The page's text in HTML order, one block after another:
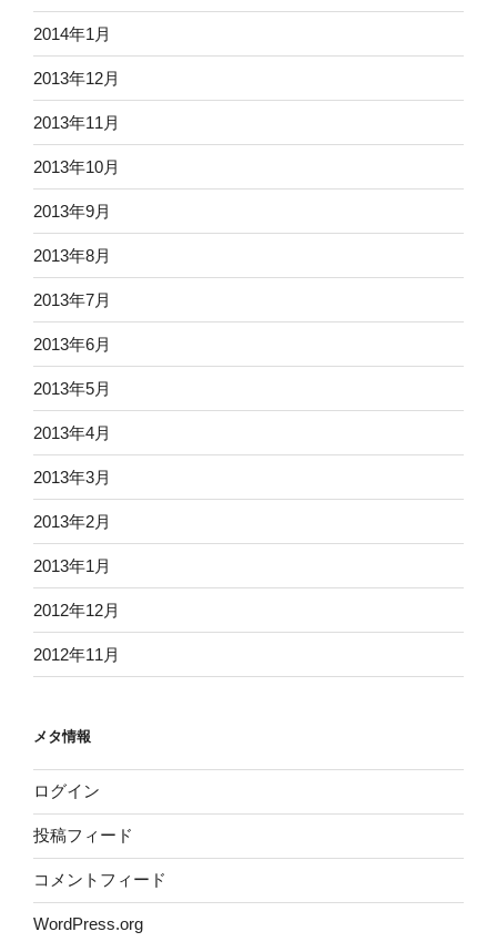
2014年1月
2013年12月
2013年11月
2013年10月
2013年9月
2013年8月
2013年7月
2013年6月
2013年5月
2013年4月
2013年3月
2013年2月
2013年1月
2012年12月
2012年11月
メタ情報
ログイン
投稿フィード
コメントフィード
WordPress.org